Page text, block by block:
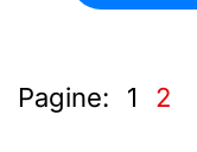
Pagine: 1 2